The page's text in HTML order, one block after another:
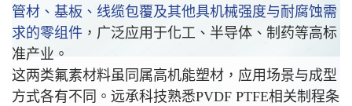
管材、基板、线缆包覆及其他具机械强度与耐腐蚀需
求的零组件 ，广泛应用于化工、半导体、制药等高标
准产业。
这两类氟素材料虽同属高机能塑材，应用场景与成型
方式各有不同。远承科技熟悉PVDF PTFE相关制程条